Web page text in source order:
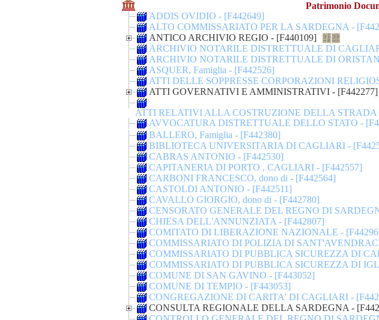
Patrimonio
ADDIS OVIDIO - [F442649]
ALTO COMMISSARIATO PER LA SARDEGNA -
ANTICO ARCHIVIO REGIO - [F440109]
ARCHIVIO NOTARILE DISTRETTUALE DI
ARCHIVIO NOTARILE DISTRETTUALE DI
ASQUER, Famiglia - [F442526]
ATTI DELLE SOPPRESSE CORPORAZIONI
ATTI GOVERNATIVI E AMMINISTRATIVI - [F442277]
ATTI RELATIVI ALLA COSTRUZIONE DELLA
AVVOCATURA DISTRETTUALE DELLO STATO -
BALLERO, Famiglia - [F442380]
BIBLIOTECA UNIVERSITARIA DI CAGLIARI -
CABRAS ANTONIO - [F442530]
CAPITANERIA DI PORTO , CAGLIARI - [F442557]
CARBONI FRANCESCO, dono di - [F442564]
CASTOLDI ANTONIO - [F442511]
CAVALLO GIORGIO, dono di - [F442780]
CENSORATO GENERALE DEL REGNO DI
CHIESA DELL'ANNUNZIATA - [F442807]
COMITATO DI LIBERAZIONE NAZIONALE -
COMMISSARIATO DI POLIZIA DI
COMMISSARIATO DI PUBBLICA SICUREZZA DI
COMMISSARIATO DI PUBBLICA SICUREZZA DI
COMUNE DI SAN GAVINO - [F443052]
COMUNE DI TEMPIO - [F443053]
CONGREGAZIONE DI CARITA' DI CAGLIARI -
CONSULTA REGIONALE DELLA SARDEGNA -